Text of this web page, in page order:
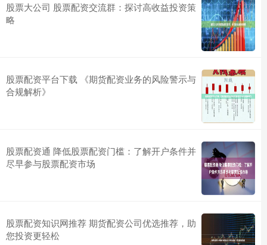
股票大公司 股票配资交流群：探讨高收益投资策
略
股票配资平台下载 《期货配资业务的风险警示与
合规解析》
股票配资通 降低股票配资门槛：了解开户条件并
尽早参与股票配资市场
股票配资知识网推荐 期货配资公司优选推荐，助
您投资更轻松